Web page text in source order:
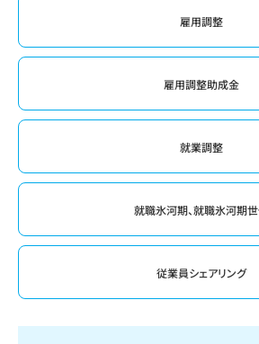
雇用調整
雇用調整助成金
就業調整
就職氷河期、就職氷河期
従業員シェアリング